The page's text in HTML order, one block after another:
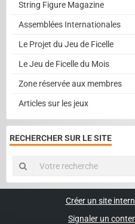
String Figure Magazine
Assemblées Internationales
Le Projet du Jeu de Ficelle
Le Jeu de Ficelle du Mois
Zone réservée aux membres
Articles sur les jeux
RECHERCHER SUR LE SITE
Créer un site
Signaler un